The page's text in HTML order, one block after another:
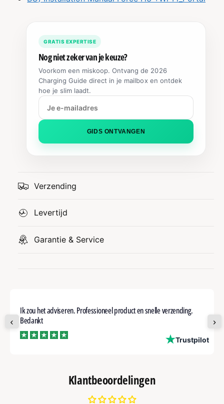
GRATIS EXPERTISE
Nog niet zeker van je keuze?
Voorkom een miskoop. Ontvang de 2026
Charging Guide direct in je mailbox en ontdek
hoe je slim laadt.
GIDS ONTVANGEN
Verzending
Levertijd
Garantie & Service
Ik zou het adviseren. Professioneel product en snelle verzending.
Bedankt
Trustpilot
Klantbeoordelingen